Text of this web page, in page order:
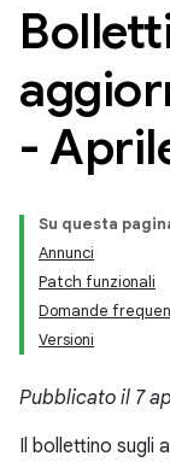
-
Su questa
Annunci
Patch funzionali
Domande
Versioni
Pubblicato il 7
Il bollettino sugli